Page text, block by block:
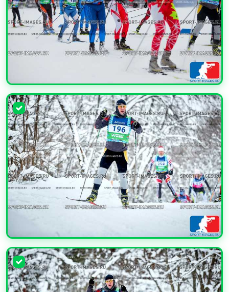
УВЕЛИЧИТЬ
УВЕЛИЧИТЬ